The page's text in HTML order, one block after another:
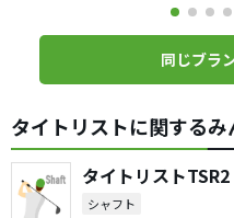
同じブラ
タイトリストに関する
タイトリスト
シャフト